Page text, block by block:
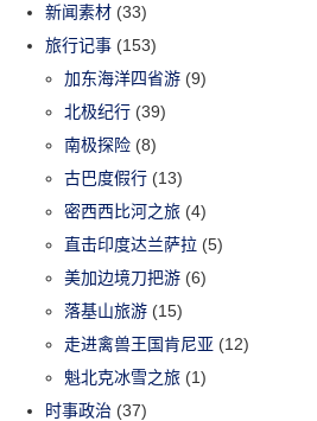
新闻素材 (33)
旅行记事 (153)
加东海洋四省游 (9)
北极纪行 (39)
南极探险 (8)
古巴度假行 (13)
密西西比河之旅 (4)
直击印度达兰萨拉 (5)
美加边境刀把游 (6)
落基山旅游 (15)
走进禽兽王国肯尼亚 (12)
魁北克冰雪之旅 (1)
时事政治 (37)